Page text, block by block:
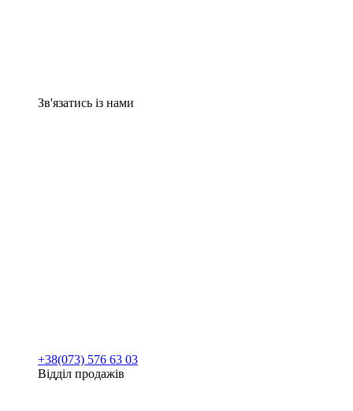
Зв'язатись із нами
+38(073) 576 63 03
Відділ продажів